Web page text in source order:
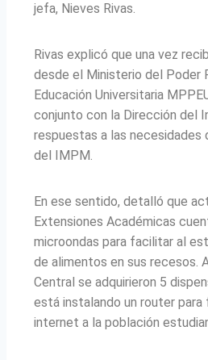
jefa, Nieves Rivas.
Rivas explicó que una vez
desde el Ministerio del Poder
Educación Universitaria
conjunto con la Dirección del
respuestas a las necesidades
del IMPM.
En ese sentido, detalló que
Extensiones Académicas
microondas para facilitar al
de alimentos en sus recesos.
Central se adquirieron 5
está instalando un router
internet a la población